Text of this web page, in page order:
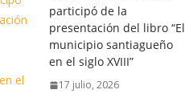
participó de la
presentación del libro “El
municipio santiagueño
en el siglo XVIII”
17 julio, 2026